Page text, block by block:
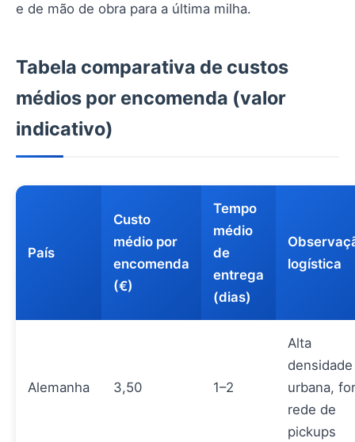
e de mão de obra para a última milha.
Tabela comparativa de custos
médios por encomenda (valor
indicativo)
País
Custo
médio por
encomenda
(€)
Tempo
médio
de
entrega
(dias)
logística
Alemanha 3,50 1–2
Alta
densidade
urbana,
rede de
pickups